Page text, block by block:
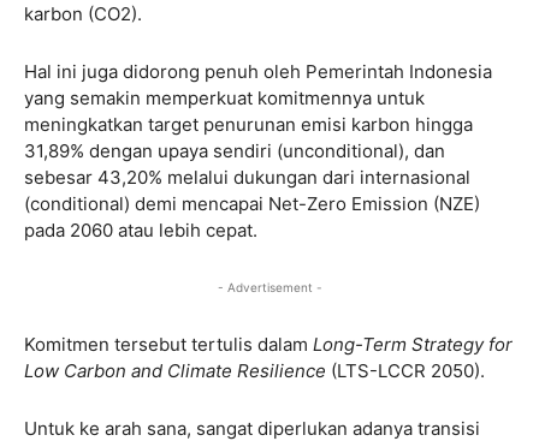
karbon (CO2).
Hal ini juga didorong penuh oleh Pemerintah Indonesia
yang semakin memperkuat komitmennya untuk
meningkatkan target penurunan emisi karbon hingga
31,89% dengan upaya sendiri (unconditional), dan
sebesar 43,20% melalui dukungan dari internasional
(conditional) demi mencapai Net-Zero Emission (NZE)
pada 2060 atau lebih cepat.
- Advertisement -
Komitmen tersebut tertulis dalam Long-Term Strategy for
Low Carbon and Climate Resilience (LTS-LCCR 2050).
Untuk ke arah sana, sangat diperlukan adanya transisi